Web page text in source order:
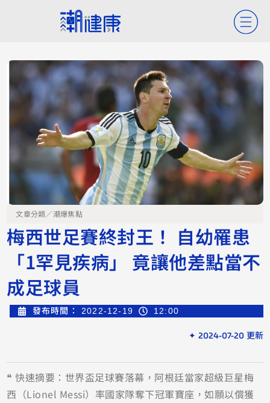
文章分類／潮爆焦點
梅西世足賽終封王！ 自幼罹患
「1罕見疾病」 竟讓他差點當不
成足球員
發布時間： 2022-12-19 12:00
✦ 2024-07-20 更新
❝ 快速摘要：世界盃足球賽落幕，阿根廷當家超級巨星梅
西（Lionel Messi）率國家隊奪下冠軍寶座，如願以償獲